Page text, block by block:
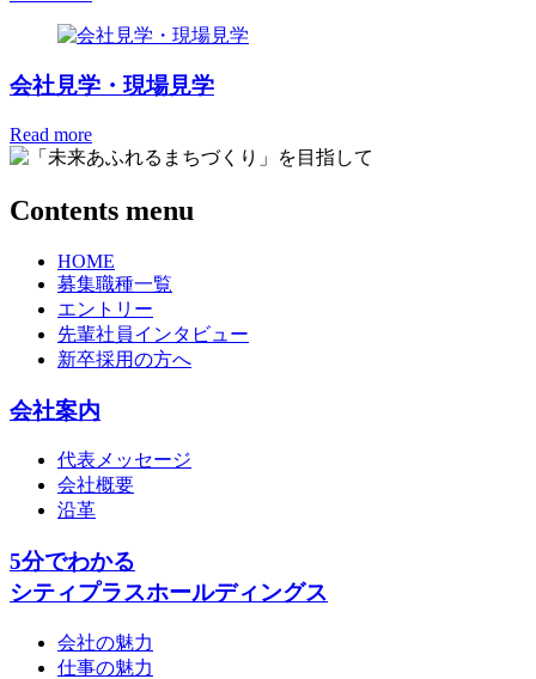
会社見学・現場見学
Read more
Contents menu
HOME
募集職種一覧
エントリー
先輩社員インタビュー
新卒採用の方へ
会社案内
代表メッセージ
会社概要
沿革
5分でわかる
シティプラスホールディングス
会社の魅力
仕事の魅力